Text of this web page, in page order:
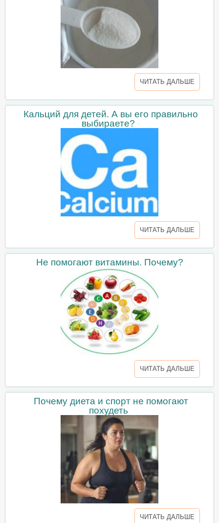
ЧИТАТЬ ДАЛЬШЕ
Кальций для детей. А вы его правильно
выбираете?
ЧИТАТЬ ДАЛЬШЕ
Не помогают витамины. Почему?
ЧИТАТЬ ДАЛЬШЕ
Почему диета и спорт не помогают
похудеть
ЧИТАТЬ ДАЛЬШЕ